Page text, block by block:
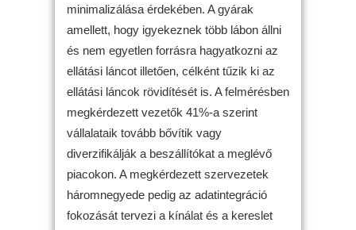
minimalizálása érdekében. A gyárak
amellett, hogy igyekeznek több lábon állni
és nem egyetlen forrásra hagyatkozni az
ellátási láncot illetően, célként tűzik ki az
ellátási láncok rövidítését is. A felmérésben
megkérdezett vezetők 41%-a szerint
vállalataik tovább bővítik vagy
diverzifikálják a beszállítókat a meglévő
piacokon. A megkérdezett szervezetek
háromnegyede pedig az adatintegráció
fokozását tervezi a kínálat és a kereslet